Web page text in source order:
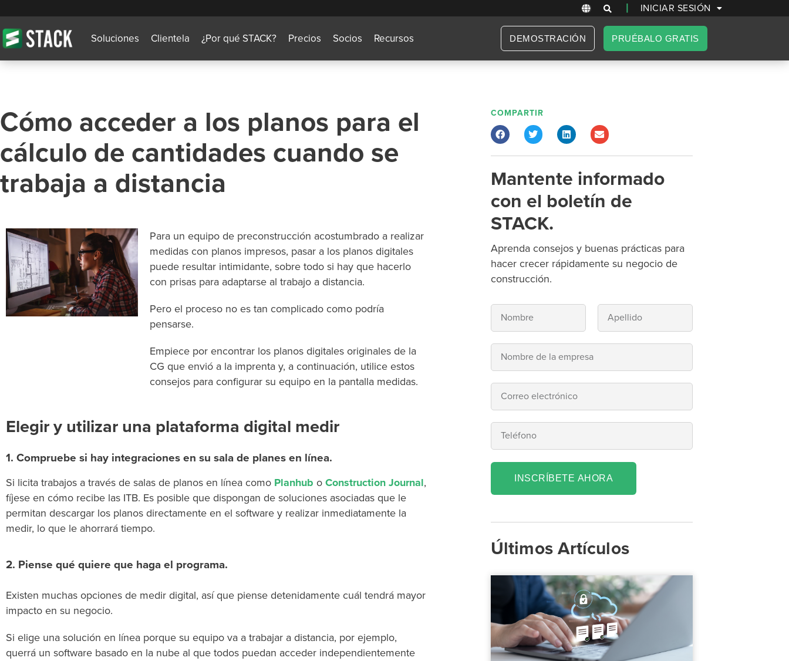
| INICIAR SESIÓN
Soluciones Clientela ¿Por qué STACK? Precios Socios Recursos DEMOSTRACIÓN PRUÉBALO GRATIS
Cómo acceder a los planos para el
cálculo de cantidades cuando se
trabaja a distancia
Para un equipo de preconstrucción acostumbrado a realizar
medidas con planos impresos, pasar a los planos digitales
puede resultar intimidante, sobre todo si hay que hacerlo
con prisas para adaptarse al trabajo a distancia.
Pero el proceso no es tan complicado como podría
pensarse.
Empiece por encontrar los planos digitales originales de la
CG que envió a la imprenta y, a continuación, utilice estos
consejos para configurar su equipo en la pantalla medidas.
Elegir y utilizar una plataforma digital medir
1. Compruebe si hay integraciones en su sala de planes en línea.
Si licita trabajos a través de salas de planos en línea como Planhub o Construction Journal,
fíjese en cómo recibe las ITB. Es posible que dispongan de soluciones asociadas que le
permitan descargar los planos directamente en el software y realizar inmediatamente la
medir, lo que le ahorrará tiempo.
2. Piense qué quiere que haga el programa.
Existen muchas opciones de medir digital, así que piense detenidamente cuál tendrá mayor
impacto en su negocio.
Si elige una solución en línea porque su equipo va a trabajar a distancia, por ejemplo,
querrá un software basado en la nube al que todos puedan acceder independientemente
COMPARTIR
Mantente informado
con el boletín de
STACK.
Aprenda consejos y buenas prácticas para
hacer crecer rápidamente su negocio de
construcción.
INSCRÍBETE AHORA
Últimos Artículos